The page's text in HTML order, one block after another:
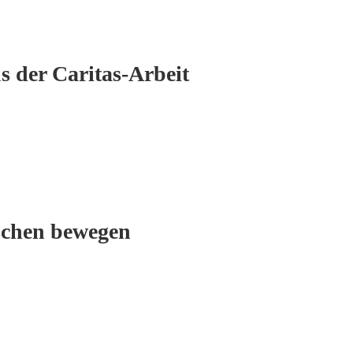
der Caritas-Arbeit
bewegen